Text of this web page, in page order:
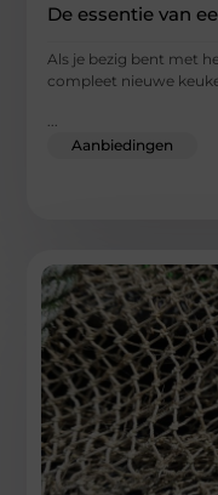
De essentie van
Als je bezig bent met
compleet nieuwe
Aanbiedingen